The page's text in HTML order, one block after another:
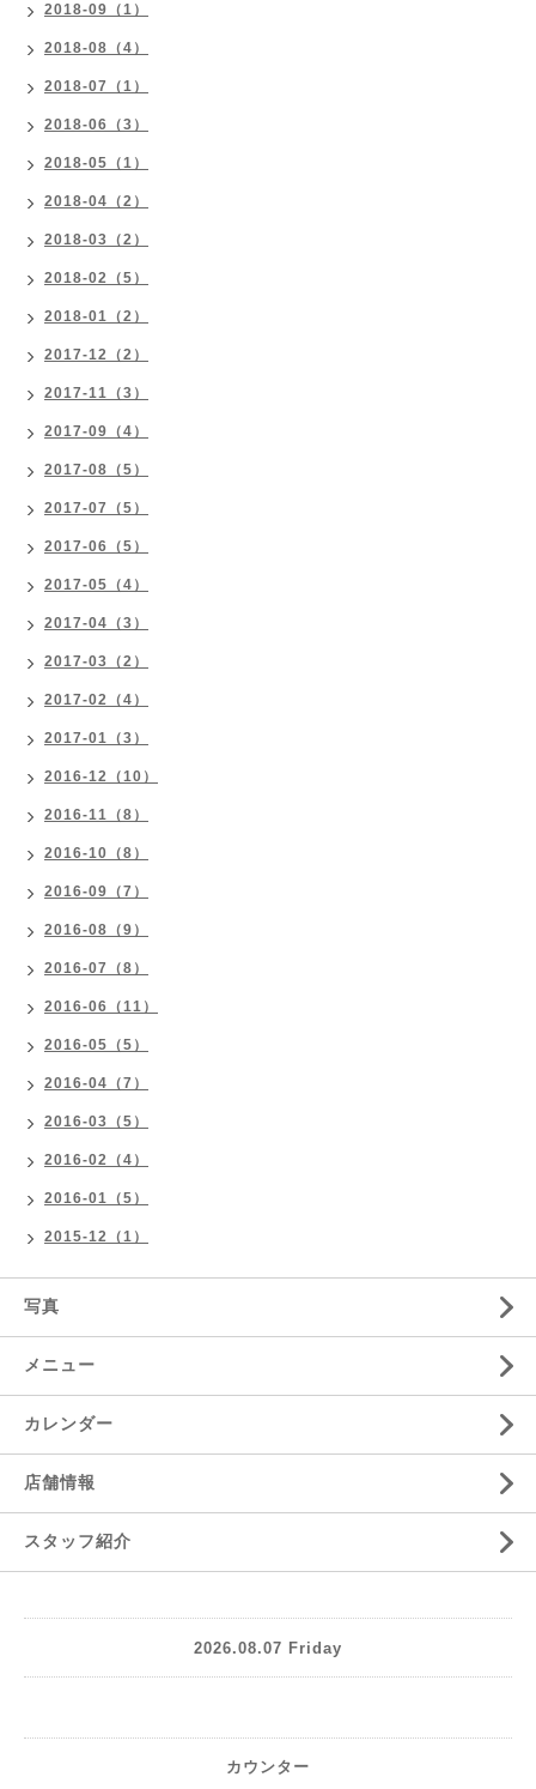
2018-09（1）
2018-08（4）
2018-07（1）
2018-06（3）
2018-05（1）
2018-04（2）
2018-03（2）
2018-02（5）
2018-01（2）
2017-12（2）
2017-11（3）
2017-09（4）
2017-08（5）
2017-07（5）
2017-06（5）
2017-05（4）
2017-04（3）
2017-03（2）
2017-02（4）
2017-01（3）
2016-12（10）
2016-11（8）
2016-10（8）
2016-09（7）
2016-08（9）
2016-07（8）
2016-06（11）
2016-05（5）
2016-04（7）
2016-03（5）
2016-02（4）
2016-01（5）
2015-12（1）
写真
メニュー
カレンダー
店舗情報
スタッフ紹介
2026.08.07 Friday
カウンター